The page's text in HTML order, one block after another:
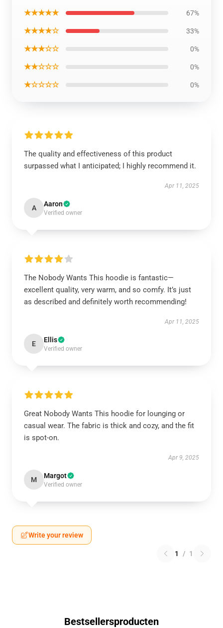
★★★★★ 67%
★★★★☆ 33%
★★★☆☆ 0%
★★☆☆☆ 0%
★☆☆☆☆ 0%
The quality and effectiveness of this product
surpassed what I anticipated; I highly recommend it.
Apr 11, 2025
A Aaron
Verified owner
The Nobody Wants This hoodie is fantastic—
excellent quality, very warm, and so comfy. It’s just
as described and definitely worth recommending!
Apr 11, 2025
E Ellis
Verified owner
Great Nobody Wants This hoodie for lounging or
casual wear. The fabric is thick and cozy, and the fit
is spot-on.
Apr 9, 2025
M Margot
Verified owner
Write your review
1 / 1
Bestsellersproducten